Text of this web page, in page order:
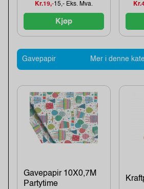
Kr.19,-15,- Eks. Mva.
Kjøp
Gavepapir Mer i denne
Gavepapir 10X0,7M
Partytime